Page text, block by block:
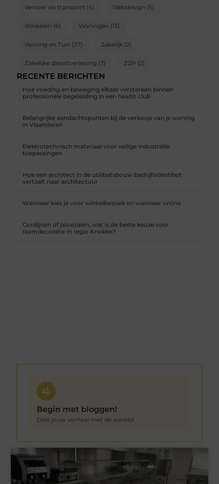
Vervoer en transport (4) Webdesign (5)
Winkelen (6) Woningen (13)
Woning en Tuin (27) Zakelijk (2)
Zakelijke dienstverlening (7) ZZP (2)
RECENTE BERICHTEN
Hoe voeding en beweging elkaar versterken binnen
professionele begeleiding in een health club
Belangrijke aandachtspunten bij de verkoop van je woning
in Vlaanderen
Elektrotechnisch materiaal voor veilige industriële
toepassingen
Hoe een architect in de utiliteitsbouw bedrijfsidentiteit
vertaalt naar architectuur
Wanneer kies je voor winkelbezoek en wanneer online
Gordijnen of jaloezieën: wat is de beste keuze voor
raamdecoratie in regio Knokke?
Begin met bloggen!
Deel jouw verhaal met de wereld!